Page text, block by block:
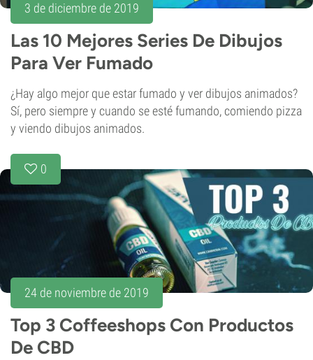
3 de diciembre de 2019
Las 10 Mejores Series De Dibujos
Para Ver Fumado
¿Hay algo mejor que estar fumado y ver dibujos animados?
Sí, pero siempre y cuando se esté fumando, comiendo pizza
y viendo dibujos animados.
0
24 de noviembre de 2019
Top 3 Coffeeshops Con Productos
De CBD